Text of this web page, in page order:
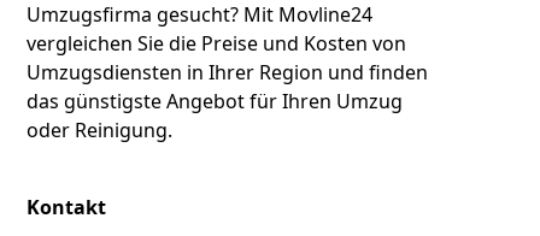
Umzugsfirma gesucht? Mit Movline24
vergleichen Sie die Preise und Kosten von
Umzugsdiensten in Ihrer Region und finden
das günstigste Angebot für Ihren Umzug
oder Reinigung.
Kontakt